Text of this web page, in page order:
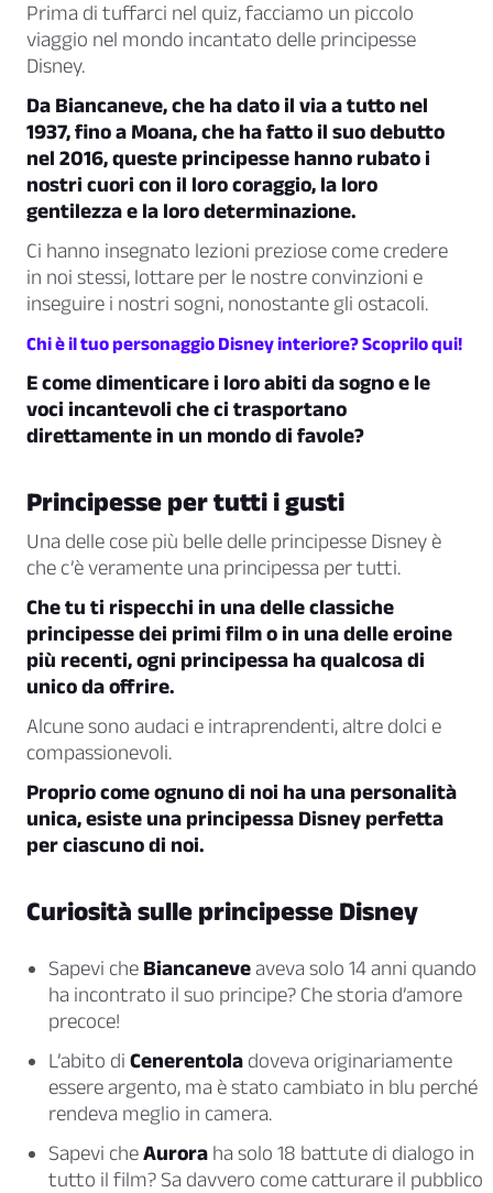
Prima di tuffarci nel quiz, facciamo un piccolo
viaggio nel mondo incantato delle principesse
Disney.
Da Biancaneve, che ha dato il via a tutto nel
1937, fino a Moana, che ha fatto il suo debutto
nel 2016, queste principesse hanno rubato i
nostri cuori con il loro coraggio, la loro
gentilezza e la loro determinazione.
Ci hanno insegnato lezioni preziose come credere
in noi stessi, lottare per le nostre convinzioni e
inseguire i nostri sogni, nonostante gli ostacoli.
Chi è il tuo personaggio Disney interiore? Scoprilo qui!
E come dimenticare i loro abiti da sogno e le
voci incantevoli che ci trasportano
direttamente in un mondo di favole?
Principesse per tutti i gusti
Una delle cose più belle delle principesse Disney è
che c’è veramente una principessa per tutti.
Che tu ti rispecchi in una delle classiche
principesse dei primi film o in una delle eroine
più recenti, ogni principessa ha qualcosa di
unico da offrire.
Alcune sono audaci e intraprendenti, altre dolci e
compassionevoli.
Proprio come ognuno di noi ha una personalità
unica, esiste una principessa Disney perfetta
per ciascuno di noi.
Curiosità sulle principesse Disney
Sapevi che Biancaneveaveva solo 14 anni quando
ha incontrato il suo principe? Che storia d’amore
precoce!
L’abito di Cenerentola doveva originariamente
essere argento, ma è stato cambiato in blu perché
rendeva meglio in camera.
Sapevi cheAurora ha solo 18 battute di dialogo in
tutto il film? Sa davvero come catturare il pubblico